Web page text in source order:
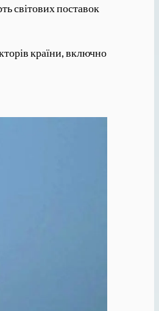
світових поставок
країни, включно